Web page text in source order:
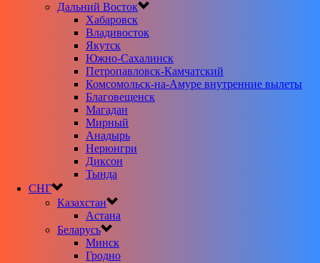
Дальний Восток
Хабаровск
Владивосток
Якутск
Южно-Сахалинск
Петропавловск-Камчатский
Комсомольск-на-Амуре внутренние вылеты
Благовещенск
Магадан
Мирный
Анадырь
Нерюнгри
Диксон
Тында
СНГ
Казахстан
Астана
Беларусь
Минск
Гродно